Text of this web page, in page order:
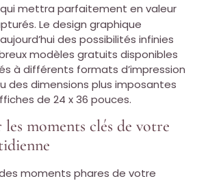
qui mettra parfaitement en valeur
Le design graphique
des possibilités infinies
modèles gratuits disponibles
à différents formats d’impression
des dimensions plus imposantes
de 24 x 36 pouces.
moments clés de votre
moments phares de votre